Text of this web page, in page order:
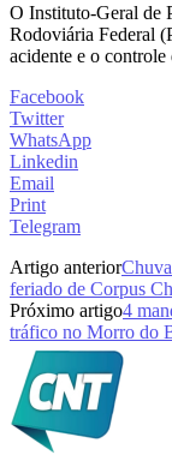
O Instituto-Geral de
Rodoviária Federal
acidente e o controle
Facebook
Twitter
WhatsApp
Linkedin
Email
Print
Telegram
Artigo anterior
feriado de Corpus
Próximo artigo4
tráfico no Morro do